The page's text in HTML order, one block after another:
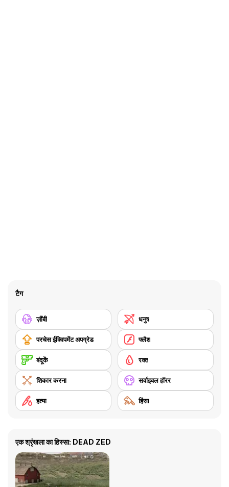
टैग
ज़ौंबी धनुष
परचेस ईक्विपमेंट अपग्रेड फ्लैश
बंदूकें रक्त
शिकार करना सर्वाइवल हॉरर
हत्या हिंसा
एक श्रृंखला का हिस्सा: DEAD ZED